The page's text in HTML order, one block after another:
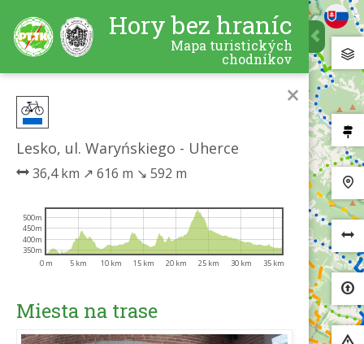
Hory bez hraníc
Mapa turistických
chodníkov
×
Lesko, ul. Waryńskiego - Uherce
36,4 km ↗ 616 m ↘ 592 m
0 m 5 km 10 km 15 km 20 km 25 km 30 km 35 km
350m
400m
450m
500m
Miesta na trase